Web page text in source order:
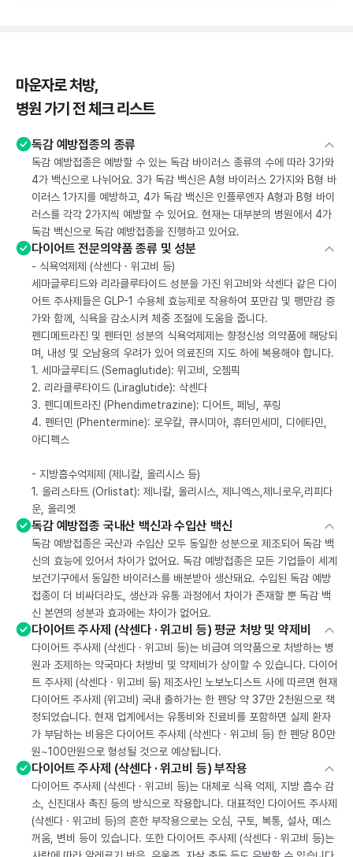
마운자로 처방,
병원 가기 전 체크 리스트
독감 예방접종의 종류
독감 예방접종은 예방할 수 있는 독감 바이러스 종류의 수에 따라 3가와
4가 백신으로 나뉘어요. 3가 독감 백신은 A형 바이러스 2가지와 B형 바
이러스 1가지를 예방하고, 4가 독감 백신은 인플루엔자 A형과 B형 바이
러스를 각각 2가지씩 예방할 수 있어요. 현재는 대부분의 병원에서 4가
독감 백신으로 독감 예방접종을 진행하고 있어요.
다이어트 전문의약품 종류 및 성분
- 식욕억제제 (삭센다 · 위고비 등)
세마글루티드와 리라클루타이드 성분을 가진 위고비와 삭센다 같은 다이
어트 주사제들은 GLP-1 수용체 효능제로 작용하여 포만감 및 팽만감 증
가와 함께, 식욕을 감소시켜 체중 조절에 도움을 줍니다.
펜디메트라진 및 펜터민 성분의 식욕억제제는 향정신성 의약품에 해당되
며, 내성 및 오남용의 우려가 있어 의료진의 지도 하에 복용해야 합니다.
1. 세마글루티드 (Semaglutide): 위고비, 오젬픽
2. 리라클루타이드 (Liraglutide): 삭센다
3. 펜디메트라진 (Phendimetrazine): 디어트, 페닝, 푸링
4. 펜터민 (Phentermine): 로우칼, 큐시미아, 휴터민세미, 디에타민,
아디펙스
- 지방흡수억제제 (제니칼, 올리시스 등)
1. 올리스타트 (Orlistat): 제니칼, 올리시스, 제니엑스,제니로우,리피다
운, 올리엣
독감 예방접종 국내산 백신과 수입산 백신
독감 예방접종은 국산과 수입산 모두 동일한 성분으로 제조되어 독감 백
신의 효능에 있어서 차이가 없어요. 독감 예방접종은 모든 기업들이 세계
보건기구에서 동일한 바이러스를 배분받아 생산돼요. 수입된 독감 예방
접종이 더 비싸더라도, 생산과 유통 과정에서 차이가 존재할 뿐 독감 백
신 본연의 성분과 효과에는 차이가 없어요.
다이어트 주사제 (삭센다 · 위고비 등) 평균 처방 및 약제비
다이어트 주사제 (삭센다 · 위고비 등)는 비급여 의약품으로 처방하는 병
원과 조제하는 약국마다 처방비 및 약제비가 상이할 수 있습니다. 다이어
트 주사제 (삭센다 · 위고비 등) 제조사인 노보노디스트 사에 따르면 현재
다이어트 주사제 (위고비) 국내 출하가는 한 펜당 약 37만 2천원으로 책
정되었습니다. 현재 업계에서는 유통비와 진료비를 포함하면 실제 환자
가 부담하는 비용은 다이어트 주사제 (삭센다 · 위고비 등) 한 펜당 80만
원~100만원으로 형성될 것으로 예상됩니다.
다이어트 주사제 (삭센다 · 위고비 등) 부작용
다이어트 주사제 (삭센다 · 위고비 등)는 대체로 식욕 억제, 지방 흡수 감
소, 신진대사 촉진 등의 방식으로 작용합니다. 대표적인 다이어트 주사제
(삭센다 · 위고비 등)의 흔한 부작용으로는 오심, 구토, 복통, 설사, 메스
꺼움, 변비 등이 있습니다. 또한 다이어트 주사제 (삭센다 · 위고비 등)는